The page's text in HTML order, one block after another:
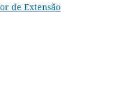
de Extensão